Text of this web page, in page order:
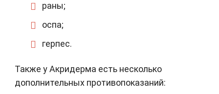
раны;
оспа;
герпес.
Также у Акридерма есть несколько
дополнительных противопоказаний: